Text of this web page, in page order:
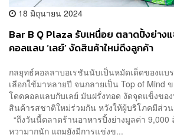
18 มิถุนายน 2024
Bar B Q Plaza รับเหนื่อย ตลาดปิ้งย่าง
คอลแลบ ‘เลย์’ งัดสินค้าใหม่ดึงลูกค้า
กลยุทธ์คอลลาบอเรชันนับเป็นหมัดเด็ดของแบ
เลือกใช้มาหลายปี จนกลายเป็น Top of Mind
โดดคอลแลบกับเลย์ มันฝรั่งทอด งัดจุดแข็งขอ
สินค้ารสชาติใหม่ร่วมกัน หวังให้ผู้บริโภคมีส่ว
“ถึงวันนี้ตลาดร้านอาหารปิ้งย่างมูลค่า 9,000
หวามากนัก แถมยังมีการแข่งข...